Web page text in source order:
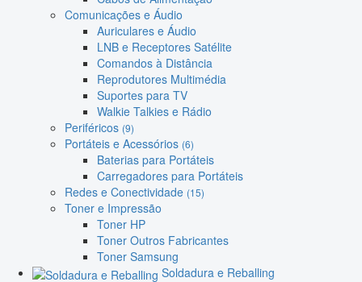
Comunicações e Áudio
Auriculares e Áudio
LNB e Receptores Satélite
Comandos à Distância
Reprodutores Multimédia
Suportes para TV
Walkie Talkies e Rádio
Periféricos (9)
Portáteis e Acessórios (6)
Baterias para Portáteis
Carregadores para Portáteis
Redes e Conectividade (15)
Toner e Impressão
Toner HP
Toner Outros Fabricantes
Toner Samsung
Soldadura e Reballing